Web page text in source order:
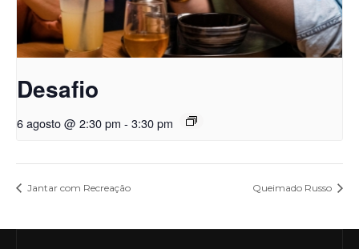
Desafio
6 agosto @ 2:30 pm - 3:30 pm
Jantar com Recreação Queimado Russo